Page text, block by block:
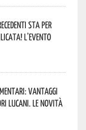
sta per
L’evento
vantaggi
lucani. Le novità